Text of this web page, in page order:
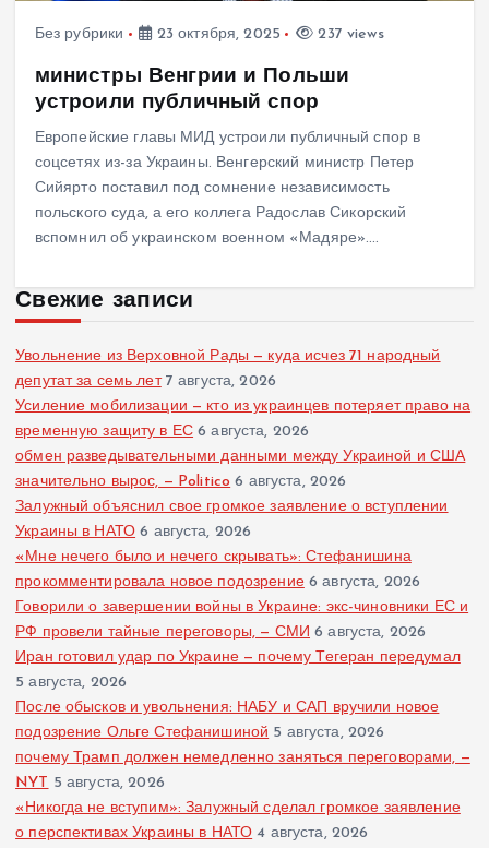
Без рубрики 23 октября, 2025 237 views
министры Венгрии и Польши
устроили публичный спор
Европейские главы МИД устроили публичный спор в
соцсетях из-за Украины. Венгерский министр Петер
Сийярто поставил под сомнение независимость
польского суда, а его коллега Радослав Сикорский
вспомнил об украинском военном «Мадяре».…
Свежие записи
Увольнение из Верховной Рады — куда исчез 71 народный
депутат за семь лет 7 августа, 2026
Усиление мобилизации — кто из украинцев потеряет право на
временную защиту в ЕС 6 августа, 2026
обмен разведывательными данными между Украиной и США
значительно вырос, — Politico 6 августа, 2026
Залужный объяснил свое громкое заявление о вступлении
Украины в НАТО 6 августа, 2026
«Мне нечего было и нечего скрывать»: Стефанишина
прокомментировала новое подозрение 6 августа, 2026
Говорили о завершении войны в Украине: экс-чиновники ЕС и
РФ провели тайные переговоры, — СМИ 6 августа, 2026
Иран готовил удар по Украине — почему Тегеран передумал
5 августа, 2026
После обысков и увольнения: НАБУ и САП вручили новое
подозрение Ольге Стефанишиной 5 августа, 2026
почему Трамп должен немедленно заняться переговорами, —
NYT 5 августа, 2026
«Никогда не вступим»: Залужный сделал громкое заявление
о перспективах Украины в НАТО 4 августа, 2026